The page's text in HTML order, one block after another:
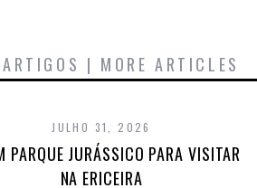
| MORE ARTICLES
JULHO 31, 2026
PARQUE JURÁSSICO PARA VISITAR
NA ERICEIRA